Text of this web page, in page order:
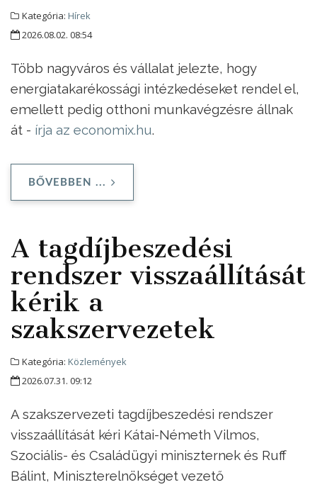
Kategória: Hírek
2026.08.02. 08:54
Több nagyváros és vállalat jelezte, hogy
energiatakarékossági intézkedéseket rendel el,
emellett pedig otthoni munkavégzésre állnak
át - írja az economix.hu.
BŐVEBBEN ...
A tagdíjbeszedési
rendszer visszaállítását
kérik a
szakszervezetek
Kategória: Közlemények
2026.07.31. 09:12
A szakszervezeti tagdíjbeszedési rendszer
visszaállítását kéri Kátai-Németh Vilmos,
Szociális- és Családügyi miniszternek és Ruff
Bálint, Miniszterelnökséget vezető